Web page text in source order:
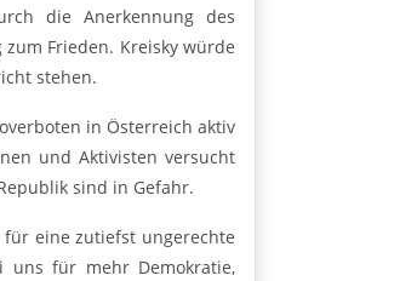
die Anerkennung des
Frieden. Kreisky würde
stehen.
in Österreich aktiv
und Aktivisten versucht
sind in Gefahr.
eine zutiefst ungerechte
für mehr Demokratie,